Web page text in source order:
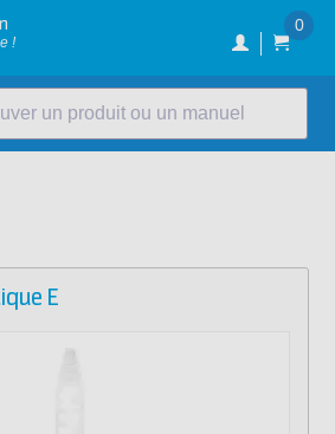
!
0
un produit ou un manuel
E